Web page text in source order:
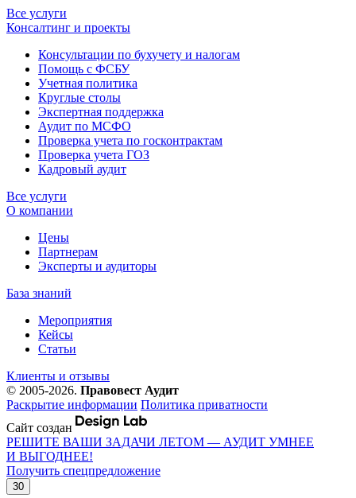
Все услуги
Консалтинг и проекты
Консультации по бухучету и налогам
Помощь с ФСБУ
Учетная политика
Круглые столы
Экспертная поддержка
Аудит по МСФО
Проверка учета по госконтрактам
Проверка учета ГОЗ
Кадровый аудит
Все услуги
О компании
Цены
Партнерам
Эксперты и аудиторы
База знаний
Мероприятия
Кейсы
Статьи
Клиенты и отзывы
© 2005-2026. Правовест Аудит
Раскрытие информации Политика приватности
Сайт создан
РЕШИТЕ ВАШИ ЗАДАЧИ ЛЕТОМ — АУДИТ УМНЕЕ
И ВЫГОДНЕЕ!
Получить спецпредложение
30